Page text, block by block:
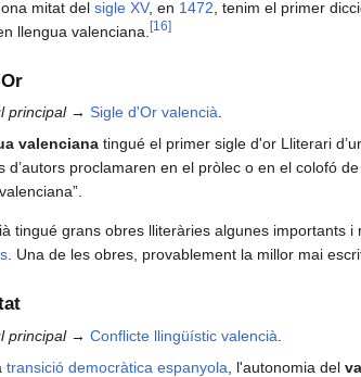
mitat del sigle XV, en 1472 , tenim el primer
llengua valenciana. [16]
principal → Sigle d'Or valencià
valenciana tingué el primer sigle d'or Lliterari
d’autors proclamaren en el pròlec o en el colofó
tingué grans obres lliteràries algunes importants i
. Una de les obres, provablement la millor mai
principal → Conflicte llingüístic valencià
transició democràtica espanyola , l'autonomia del